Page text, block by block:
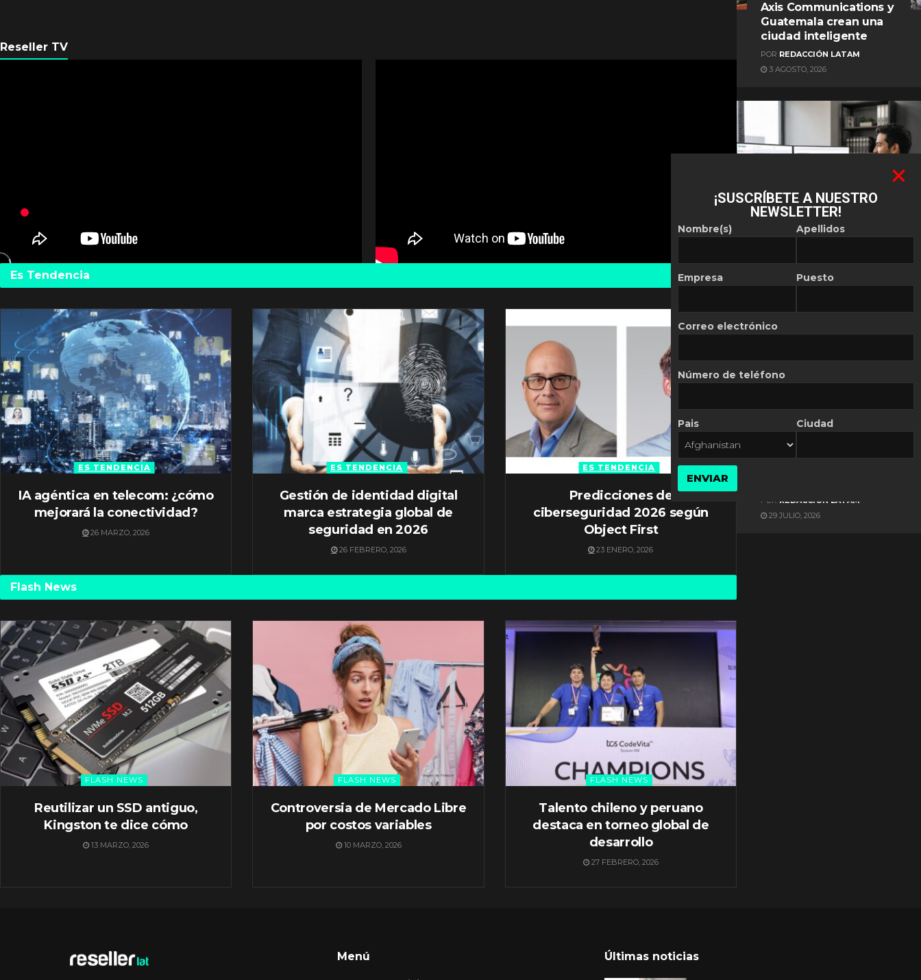
Reseller TV
Es Tendencia
ES TENDENCIA
IA agéntica en telecom: ¿cómo
mejorará la conectividad?
26 MARZO, 2026
ES TENDENCIA
Gestión de identidad digital
marca estrategia global de
seguridad en 2026
26 FEBRERO, 2026
ES TENDENCIA
Predicciones de
ciberseguridad 2026 según
Object First
23 ENERO, 2026
Flash News
FLASH NEWS
Reutilizar un SSD antiguo,
Kingston te dice cómo
13 MARZO, 2026
FLASH NEWS
Controversia de Mercado Libre
por costos variables
10 MARZO, 2026
FLASH NEWS
Talento chileno y peruano
destaca en torneo global de
desarrollo
27 FEBRERO, 2026
Axis Communications y
Guatemala crean una
ciudad inteligente
POR REDACCIÓN LATAM
3 AGOSTO, 2026
ES NOTICIA
Automatización de las
REDACCIÓN LATAM
ES NOTICIA
POR REDACCIÓN LATAM
29 JULIO, 2026
Menú Últimas noticias
¡SUSCRÍBETE A NUESTRO
NEWSLETTER!
Nombre(s)
Empresa
Apellidos
Puesto
Correo electrónico
Número de teléfono
Pais Ciudad
ENVIAR